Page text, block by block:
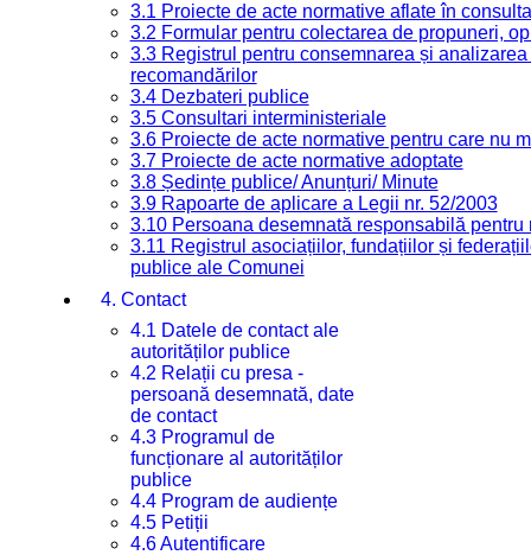
3.1 Proiecte de acte normative aflate în
3.2 Formular pentru colectarea de propuneri,
3.3 Registrul pentru consemnarea și
recomandărilor
3.4 Dezbateri publice
3.5 Consultari interministeriale
3.6 Proiecte de acte normative pentru care nu
3.7 Proiecte de acte normative adoptate
3.8 Ședințe publice/ Anunțuri/ Minute
3.9 Rapoarte de aplicare a Legii nr. 52/2003
3.10 Persoana desemnată responsabilă
3.11 Registrul asociațiilor, fundațiilor și
publice ale Comunei
4. Contact
4.1 Datele de contact ale
autorităților publice
4.2 Relații cu presa -
persoană desemnată, date
de contact
4.3 Programul de
funcționare al autorităților
publice
4.4 Program de audiențe
4.5 Petiții
4.6 Autentificare